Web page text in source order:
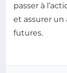
passer à
et assurer un
futures.